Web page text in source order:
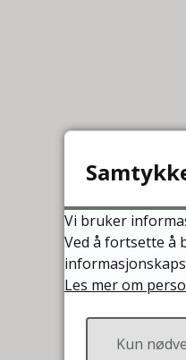
Vi bruker
Ved å fortsette å
Les mer om
Kun